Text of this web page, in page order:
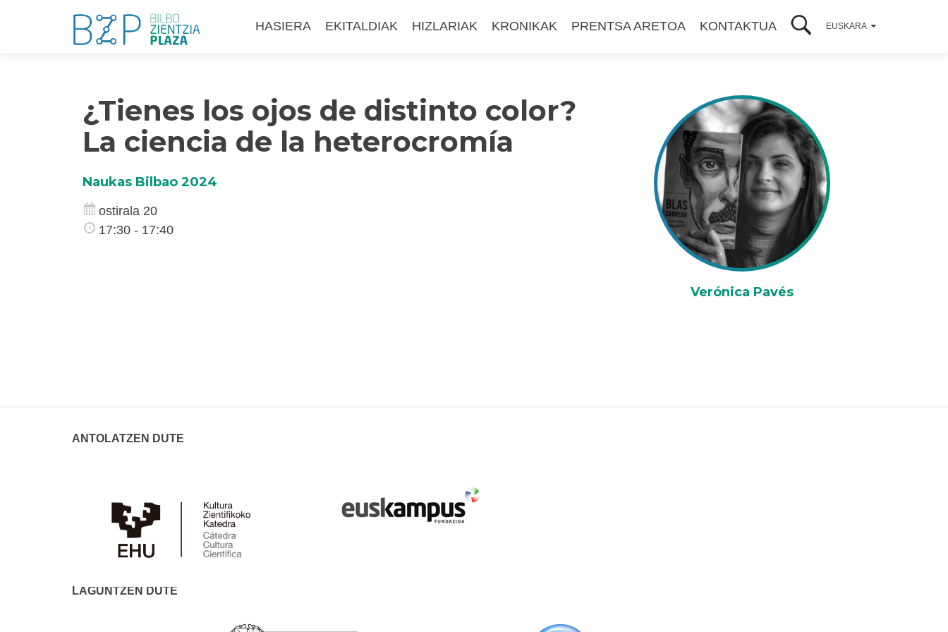
to
HASIERA EKITALDIAK HIZLARIAK KRONIKAK PRENTSA ARETOA KONTAKTUA EUSKARA
¿Tienes los ojos de distinto color?
La ciencia de la heterocromía
Naukas Bilbao 2024
ostirala 20
17:30 - 17:40
Verónica Pavés
ANTOLATZEN DUTE
LAGUNTZEN DUTE